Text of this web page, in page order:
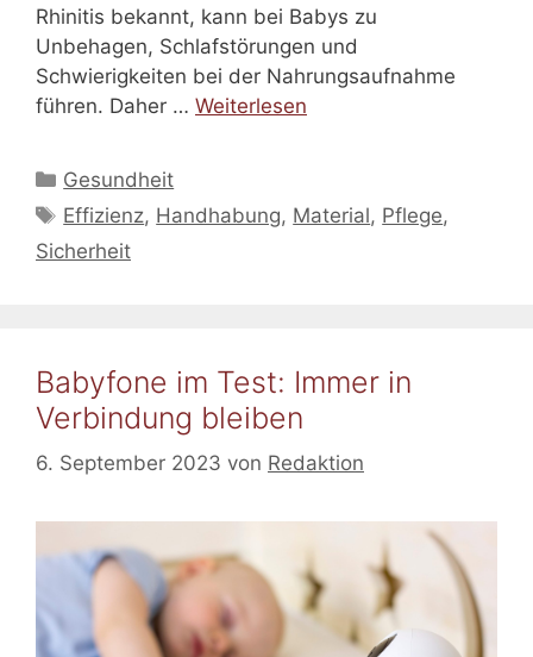
Rhinitis bekannt, kann bei Babys zu
Unbehagen, Schlafstörungen und
Schwierigkeiten bei der Nahrungsaufnahme
führen. Daher … Weiterlesen
Kategorien
Gesundheit
Schlagwörter
Effizienz, Handhabung, Material, Pflege,
Sicherheit
Babyfone im Test: Immer in
Verbindung bleiben
6. September 2023 von Redaktion